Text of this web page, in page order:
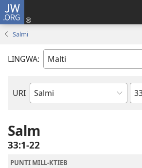
JW.ORG
Salmi
LINGWA:
URI
Ktieb
Salm
33:1-22
PUNTI MILL-KTIEB